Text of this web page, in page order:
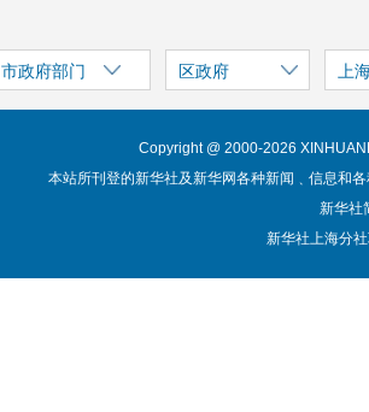
市政府部门 区政府 上
Copyright @ 2000-2026
本站所刊登的新华社及新华网各种新闻﹑信息和
新华社
新华社上海分